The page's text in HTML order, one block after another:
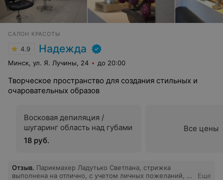
САЛОН КРАСОТЫ
4.9 Надежда
Минск, ул. Я. Лучины, 24 до 20:00
Творческое пространство для создания стильных и
очаровательных образов
Восковая депиляция /
шугаринг область над губами
18 руб.
Все цены
Отзыв. Парикмахер Ладутько Светлана, стрижка
выполнена на отлично, с учетом личных пожеланий, с
Еще